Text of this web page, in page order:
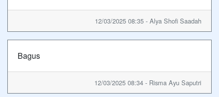
12/03/2025 08:35 - Alya Shofi Saadah
Bagus
12/03/2025 08:34 - Risma Ayu Saputri